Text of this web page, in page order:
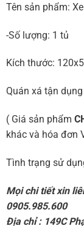
Tên sản phẩm:
-Số lượng: 1 tủ
Kích thước:
Quán xá tận
( Giá sản phẩm
khác và hóa đơn
Tình trạng sử
Mọi chi tiết xin
0905.985.600
Địa chỉ : 149C